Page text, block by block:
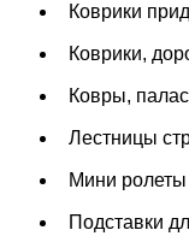
Коврики
Коврики,
Ковры,
Лестницы
Мини ролеты
Подставки